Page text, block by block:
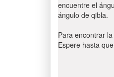
encuentre el
ángulo de qibla.
Para encontrar
Espere hasta